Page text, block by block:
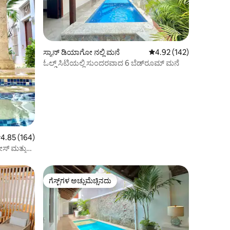
4.85 ಸರಾಸರಿ ರೇಟಿಂಗ್, 164 ವಿಮರ್ಶೆಗಳು
4.85 (164)
ಸ್ಯಾನ್ ಡಿಯಾಗೋ ನಲ್ಲಿ ಮನೆ 5 ರಲ್ಲಿ 4.92 ಸರಾಸರಿ
4.92 (142)
ಓಲ್ಡ್ ಸಿಟಿಯಲ್ಲಿ ಸುಂದರವಾದ 6 ಬೆಡ್‌ರೂಮ್ ಮನೆ
ಗೆಸ್ಟ್‌ಗಳ ಅಚ್ಚುಮೆಚ್ಚಿನದು
ಗೆಸ್ಟ್‌ಗಳ ಅಚ್ಚುಮೆಚ್ಚಿನದು